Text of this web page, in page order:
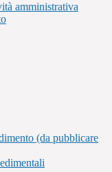
amministrativa
(da pubblicare